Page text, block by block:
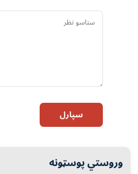
سپارل
وروستي پوسټونه